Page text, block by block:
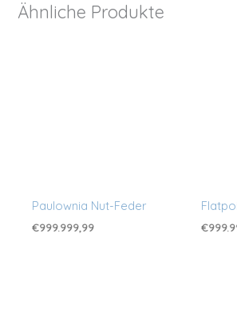
Ähnliche Produkte
Paulownia Nut-Feder
€999.999,99 €